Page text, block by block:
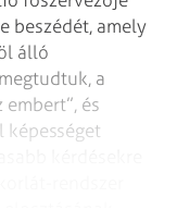
beszédét, amely
álló
a
és
képességet